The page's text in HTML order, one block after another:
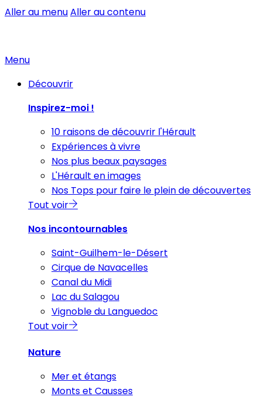
Aller au menuAller au contenu
Menu
Découvrir
Inspirez-moi !
10 raisons de découvrir l'Hérault
Expériences à vivre
Nos plus beaux paysages
L'Hérault en images
Nos Tops pour faire le plein de découvertes
Tout voir
Nos incontournables
Saint-Guilhem-le-Désert
Cirque de Navacelles
Canal du Midi
Lac du Salagou
Vignoble du Languedoc
Tout voir
Nature
Mer et étangs
Monts et Causses